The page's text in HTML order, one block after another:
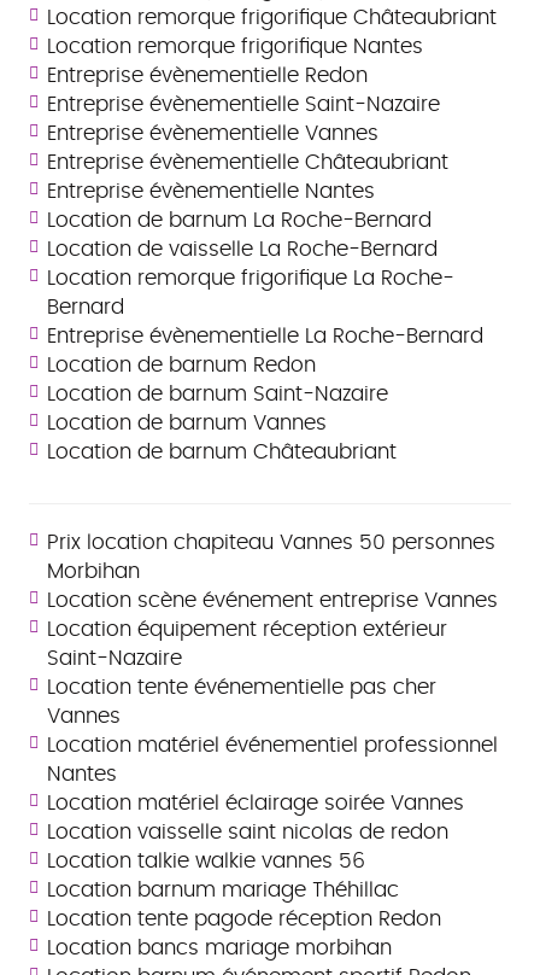
Location remorque frigorifique Châteaubriant
Location remorque frigorifique Nantes
Entreprise évènementielle Redon
Entreprise évènementielle Saint-Nazaire
Entreprise évènementielle Vannes
Entreprise évènementielle Châteaubriant
Entreprise évènementielle Nantes
Location de barnum La Roche-Bernard
Location de vaisselle La Roche-Bernard
Location remorque frigorifique La Roche-
Bernard
Entreprise évènementielle La Roche-Bernard
Location de barnum Redon
Location de barnum Saint-Nazaire
Location de barnum Vannes
Location de barnum Châteaubriant
Prix location chapiteau Vannes 50 personnes
Morbihan
Location scène événement entreprise Vannes
Location équipement réception extérieur
Saint-Nazaire
Location tente événementielle pas cher
Vannes
Location matériel événementiel professionnel
Nantes
Location matériel éclairage soirée Vannes
Location vaisselle saint nicolas de redon
Location talkie walkie vannes 56
Location barnum mariage Théhillac
Location tente pagode réception Redon
Location bancs mariage morbihan